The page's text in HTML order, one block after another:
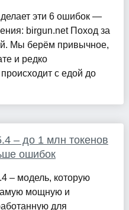
эти 6 ошибок —
birgun.net Поход за
Мы берём привычное,
и редко
с едой до
– до 1 млн токенов
ошибок
– модель, которую
мощную и
для